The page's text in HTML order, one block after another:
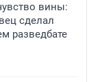
вины:
сделал
разведбате